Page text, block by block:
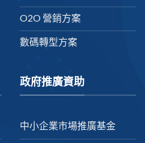
O2O 營銷方案
數碼轉型方案
政府推廣資助
中小企業市場推廣基金